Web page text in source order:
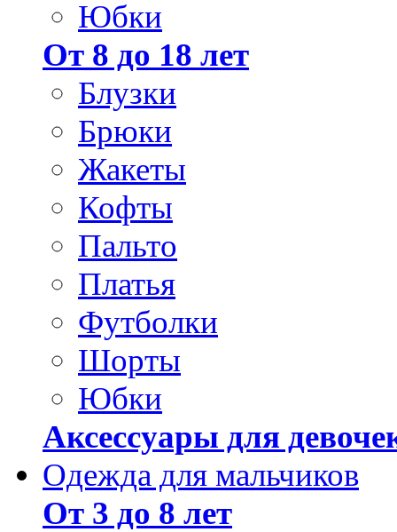
Юбки
От 8 до 18 лет
Блузки
Брюки
Жакеты
Кофты
Пальто
Платья
Футболки
Шорты
Юбки
Аксессуары для
Одежда для мальчиков
От 3 до 8 лет